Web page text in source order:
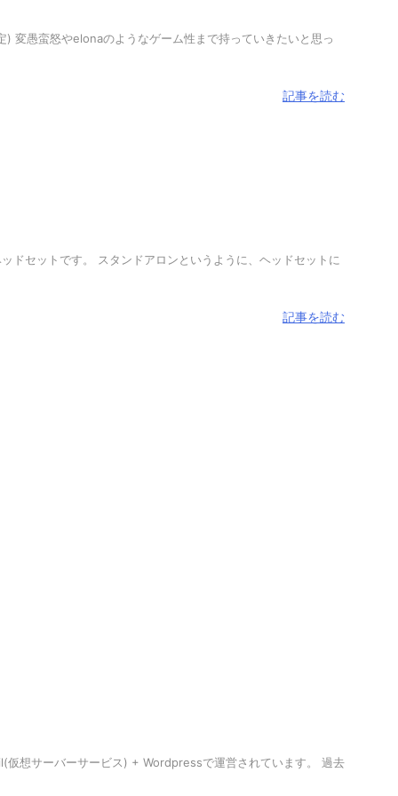
変愚蛮怒やelonaのようなゲーム性まで持っていきたいと思っ
記事を読む
セットです。 スタンドアロンというように、ヘッドセットに
記事を読む
仮想サーバーサービス) + Wordpressで運営されています。 過去